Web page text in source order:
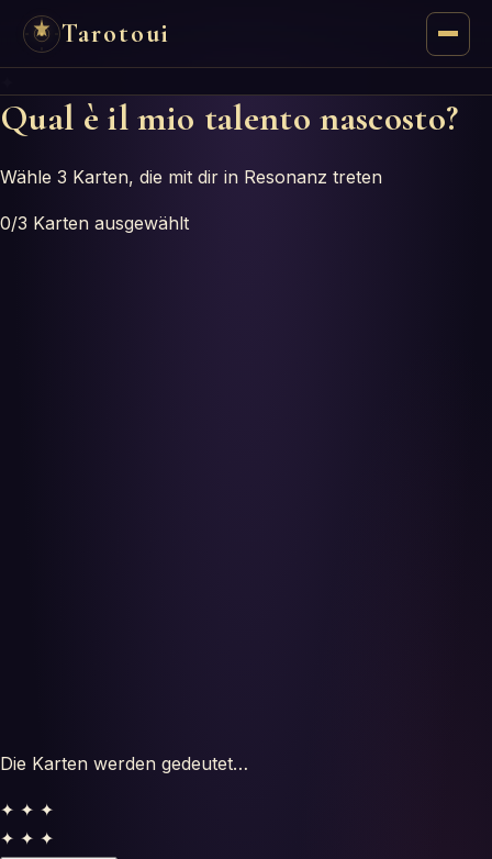
Tarotoui
Tarocchi
Risposte dei Tarocchi
Qual è il mio talento nascosto?
Wähle 3 Karten, die mit dir in Resonanz treten
0/3 Karten ausgewählt
Die Karten werden gedeutet…
✦ ✦ ✦
✦ ✦ ✦